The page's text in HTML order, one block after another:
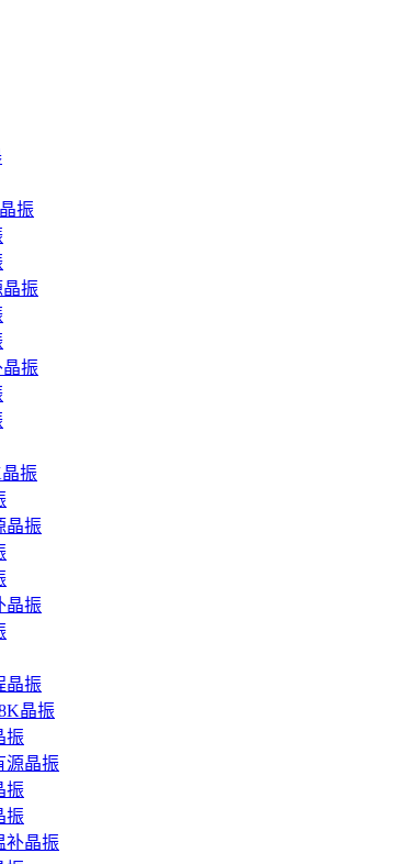
振
振
振
振
晶振
晶振
晶振
晶振
振
源晶振
振
振
补晶振